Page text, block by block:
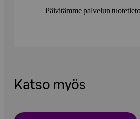
Päivitämme palvelun
Katso myös